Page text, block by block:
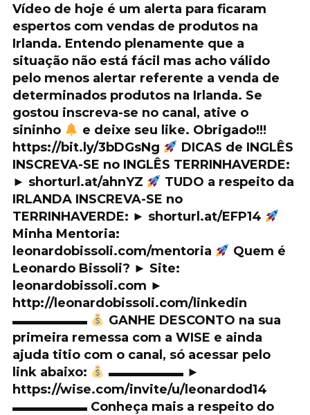
Vídeo de hoje é um alerta para ficaram
espertos com vendas de produtos na
Irlanda. Entendo plenamente que a
situação não está fácil mas acho válido
pelo menos alertar referente a venda de
determinados produtos na Irlanda. Se
gostou inscreva-se no canal, ative o
sininho
e deixe seu like. Obrigado!!!
https://bit.ly/3bDGsNg
DICAS de INGLÊS
INSCREVA-SE no INGLÊS TERRINHAVERDE:
► shorturl.at/ahnYZ
TUDO a respeito da
IRLANDA INSCREVA-SE no
TERRINHAVERDE: ► shorturl.at/EFP14
Minha Mentoria:
leonardobissoli.com/mentoria
Quem é
Leonardo Bissoli? ► Site:
leonardobissoli.com ►
http://leonardobissoli.com/linkedin
▬▬▬▬▬▬
GANHE DESCONTO na sua
primeira remessa com a WISE e ainda
ajuda titio com o canal, só acessar pelo
link abaixo:
▬▬▬▬▬▬ ►
https://wise.com/invite/u/leonardod14
▬▬▬▬▬▬ Conheça mais a respeito do